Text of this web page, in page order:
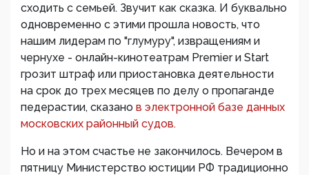
сходить с семьей. Звучит как сказка. И буквально
одновременно с этими прошла новость, что
нашим лидерам по "глумуру", извращениям и
чернухе - онлайн-кинотеатрам Premier и Start
грозит штраф или приостановка деятельности
на срок до трех месяцев по делу о пропаганде
педерастии, сказано в электронной базе данных
московских районный судов.
Но и на этом счастье не закончилось. Вечером в
пятницу Министерство юстиции РФ традиционно